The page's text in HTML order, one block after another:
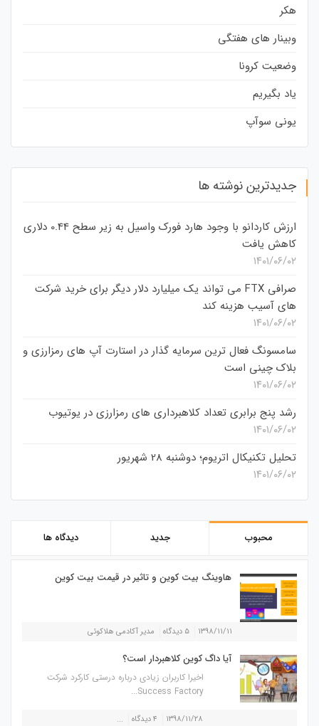
هکر
وبینار های هفتگی
وضعیت کرونا
یاد بگیریم
یونی سوآپ
جدیدترین نوشته ها
ارزش کاردانو با وجود هارد فورک واسیل به زیر سطح 0.44 دلاری
کاهش یافت
۱۴۰۱/۰۶/۰۲
صرافی FTX می تواند یک میلیارد دلار دیگر برای خرید شرکت
های آسیب هزینه کند
۱۴۰۱/۰۶/۰۲
سامسونگ فعال‌ ترین سرمایه‌ گذار در استارت‌ آپ‌ های رمزارزی و
بلاک چینی است
۱۴۰۱/۰۶/۰۲
رشد پنج برابری تعداد کلاهبرداری های رمزارزی در یوتیوب
۱۴۰۱/۰۶/۰۲
تحلیل تکنیکال اتریوم؛ دوشنبه 28 شهریور
۱۴۰۱/۰۶/۰۲
محبوب جدید دیدگاه ها
هاوینگ بیت کوین و تاثیر در قیمت بیت کوین
۱۳۹۸/۱۱/۱۱ ۵ دیدگاه مدیر آکادمی هلاکوئی
آیا داگ کوین کلاهبردار است؟
اخیرا کاربران زیادی درباره درستی کارکرد شرکت
Success Factory...
۱۳۹۸/۱۱/۲۸ ۴ دیدگاه ...